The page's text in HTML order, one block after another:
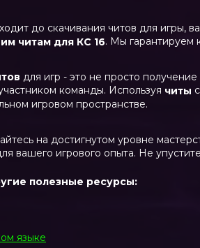
до скачивания читов для игры,
читам для КС 16. Мы гарантируем
для игр - это не просто
команды. Используя читы
игровом пространстве.
на достигнутом уровне
вашего игрового опыта. Не
полезные ресурсы:
языке